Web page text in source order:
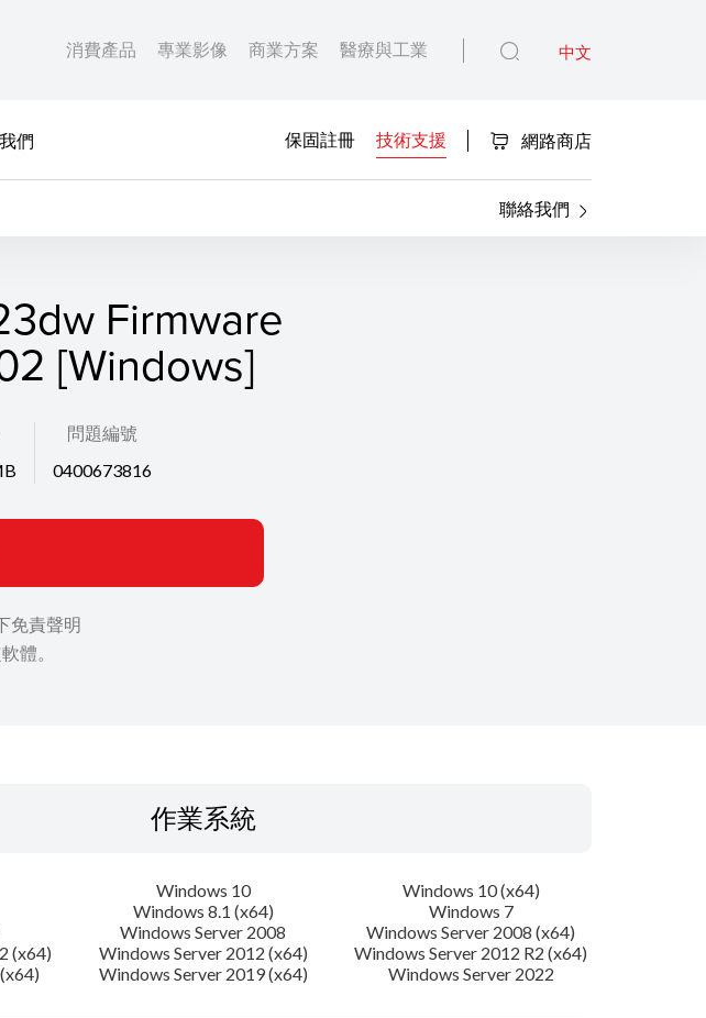
消費產品 專業影像 商業方案 醫療與工業 中文
們 保固註冊 技術支援 網路商店
聯絡我們
Firmware
[Windows]
問題編號
0400673816
免責聲明
體。
作業系統
Windows 10
Windows 10 (x64)
Windows 8.1 (x64)
Windows 7
Windows Server 2008
Windows Server 2008 (x64)
(x64)
Windows Server 2012 (x64)
Windows Server 2012 R2 (x64)
Windows Server 2019 (x64) Windows Server 2022